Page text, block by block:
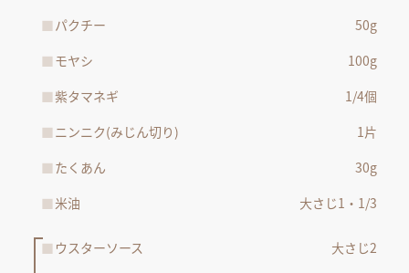
パクチー
50g
モヤシ
100g
紫タマネギ
1/4個
ニンニク(みじん切り)
1片
たくあん
30g
米油
大さじ1・1/3
ウスターソース
大さじ2